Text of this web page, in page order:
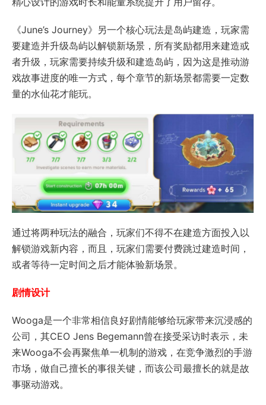
《June’s Journey》另一个核心玩法是岛屿建造，玩家需
要建造并升级岛屿以解锁新场景，所有奖励都用来建造或
者升级，玩家需要持续升级和建造岛屿，因为这是推动游
戏故事进度的唯一方式，每个章节的新场景都需要一定数
量的水仙花才能玩。
通过将两种玩法的融合，玩家们不得不在建造方面投入以
解锁游戏新内容，而且，玩家们需要付费跳过建造时间，
或者等待一定时间之后才能体验新场景。
剧情设计
Wooga是一个非常相信良好剧情能够给玩家带来沉浸感的
公司，其CEO Jens Begemann曾在接受采访时表示，未
来Wooga不会再聚焦单一机制的游戏，在竞争激烈的手游
市场，做自己擅长的事很关键，而该公司最擅长的就是故
事驱动游戏。